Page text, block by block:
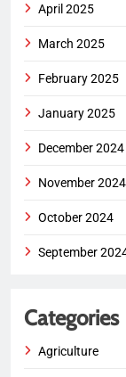
April 2025
March 2025
February 2025
January 2025
December 2024
November 2024
October 2024
September
Categories
Agriculture